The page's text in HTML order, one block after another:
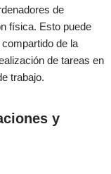
de
física. Esto puede
de la
de tareas en
trabajo.
y